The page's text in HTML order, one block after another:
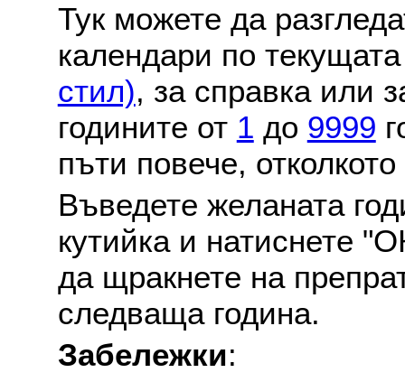
Тук можете да
календари по
стил), за справка или
годините от 1 до 9999
пъти повече,
Въведете желаната
кутийка и натиснете
да щракнете на
следваща година.
Забележки: